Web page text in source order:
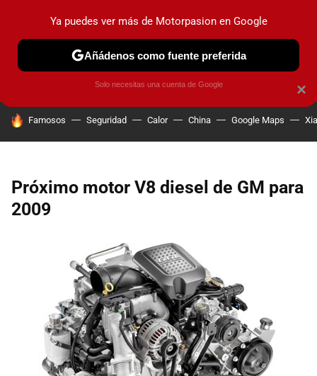
PRUEBAS COCHES ELÉCTRICOS OBSERVATORIO
HOY SE HABLA DE
Famosos Seguridad Calor China Google Maps
Próximo motor V8 diesel de GM para
2009
×
Ya puedes ver más de Motorpasion en Google
Añádenos como fuente preferida
Solo necesitas una cuenta de Google